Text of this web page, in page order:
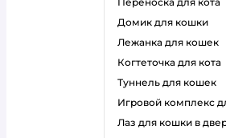
домик для кошки
лежанка для кошек
когтеточка для кота
туннель для кошек
игровой комплекс
лаз для кошки в